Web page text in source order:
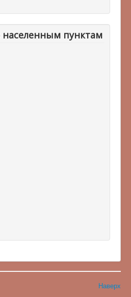
пунктам
Наверх